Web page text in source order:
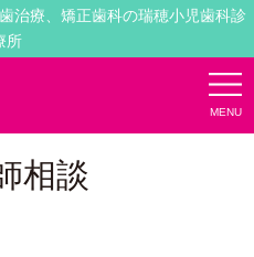
治療、矯正歯科の瑞穂小児歯科診
所
MENU
相談